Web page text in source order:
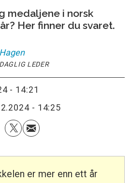
medaljene i norsk
Her finner du svaret.
LEDER
- 14:21
- 14:25
er mer enn ett år